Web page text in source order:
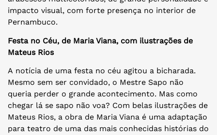
impacto visual, com forte presença no interior de
Pernambuco.
Festa no Céu, de Maria Viana, com ilustrações de
Mateus Rios
A notícia de uma festa no céu agitou a bicharada.
Mesmo sem ser convidado, o Mestre Sapo não
queria perder o grande acontecimento. Mas como
chegar lá se sapo não voa? Com belas ilustrações de
Mateus Rios, a obra de Maria Viana é uma adaptação
para teatro de uma das mais conhecidas histórias do